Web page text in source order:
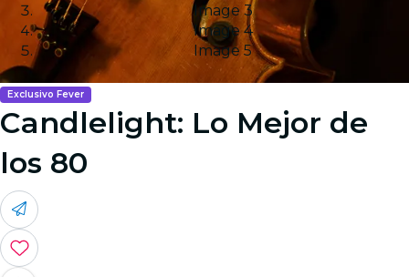
Image 3
Image 4
Image 5
Exclusivo Fever
Candlelight: Lo Mejor de
los 80